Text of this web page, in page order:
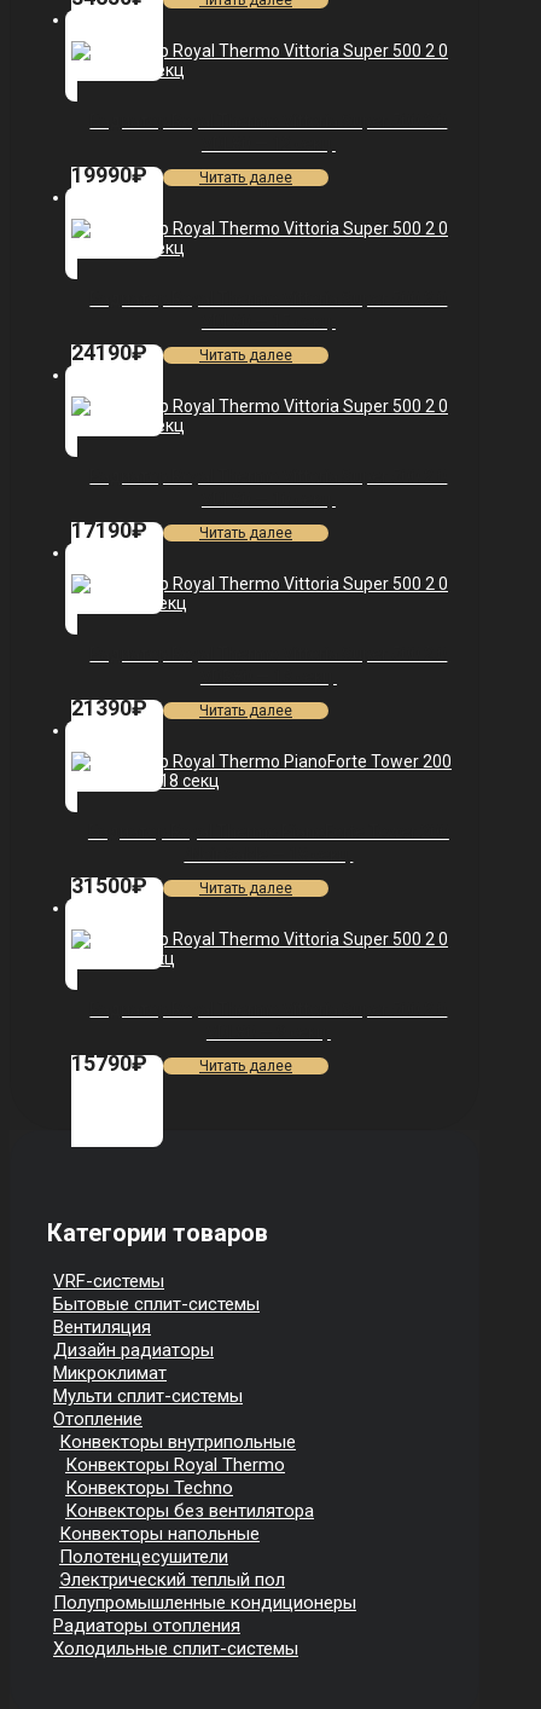
19990₽ Читать далее
24190₽ Читать далее
17190₽ Читать далее
21390₽ Читать далее
31500₽ Читать далее
15790₽ Читать далее
Категории товаров
VRF-системы
Бытовые сплит-системы
Вентиляция
Дизайн радиаторы
Микроклимат
Мульти сплит-системы
Отопление
Конвекторы внутрипольные
Конвекторы Royal Thermo
Конвекторы Techno
Конвекторы без вентилятора
Конвекторы напольные
Полотенцесушители
Электрический теплый пол
Полупромышленные кондиционеры
Радиаторы отопления
Холодильные сплит-системы